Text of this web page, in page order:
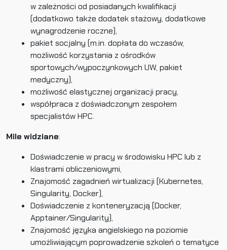
w zależności od posiadanych kwalifikacji
(dodatkowo także dodatek stażowy, dodatkowe
wynagrodzenie roczne),
pakiet socjalny (m.in. dopłata do wczasów,
możliwość korzystania z ośrodków
sportowych/wypoczynkowych UW, pakiet
medyczny),
możliwość elastycznej organizacji pracy,
współpraca z doświadczonym zespołem
specjalistów HPC.
Mile widziane:
Doświadczenie w pracy w środowisku HPC lub z
klastrami obliczeniowymi,
Znajomość zagadnień wirtualizacji (Kubernetes,
Singularity, Docker),
Doświadczenie z konteneryzacją (Docker,
Apptainer/Singularity),
Znajomość języka angielskiego na poziomie
umożliwiającym poprowadzenie szkoleń o tematyce